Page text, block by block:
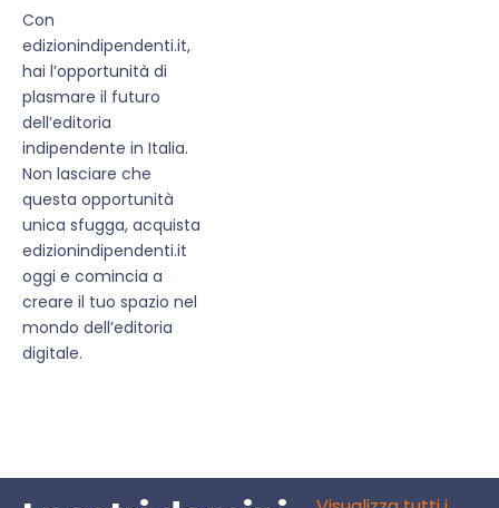
Con
edizionindipendenti.it,
hai l’opportunità di
plasmare il futuro
dell’editoria
indipendente in Italia.
Non lasciare che
questa opportunità
unica sfugga, acquista
edizionindipendenti.it
oggi e comincia a
creare il tuo spazio nel
mondo dell’editoria
digitale.